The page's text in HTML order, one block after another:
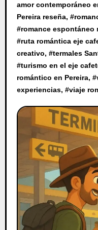
amor contemporáneo
Pereira reseña, #
#romance espontáneo
#ruta romántica eje
creativo, #termales
#turismo en el eje
romántico en Pereira, #
experiencias, #viaje